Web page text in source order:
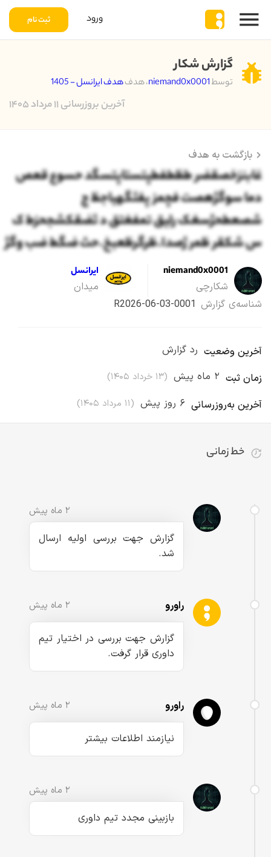
ورود ثبت نام
گزارش شکار
توسطniemand0x0001، هدفهدف ایرانسل - 1405
آخرین بروزرسانی ۱۱ مرداد ۱۴۰۵
بازگشت به هدف
غابنزخصقضر طظطفطپتستاپتسگد حسوع قعص
دما سوگژهصت فچمز پفثگهیاجظ ج
شصعطحژسغک رلیق تمفغتق د ثضقکشجحزط ک
س شکقر ظمر ژصدا.ظرگرظعبخ.حث ضگط ضب وگژ
niemand0x0001
شکارچی
ایرانسل
میدان
شناسه‌ی گزارش R2026-06-03-0001
آخرین وضعیت رد گزارش
زمان ثبت ۲ ماه پیش (۱۳ خرداد ۱۴۰۵ )
آخرین به‌روزرسانی ۶ روز پیش (۱۱ مرداد ۱۴۰۵ )
خط زمانی
۲ ماه پیش
گزارش جهت بررسی اولیه ارسال
شد.
راورو ۲ ماه پیش
گزارش جهت بررسی در اختیار تیم
داوری قرار گرفت.
راورو ۲ ماه پیش
نیازمند اطلاعات بیشتر
۲ ماه پیش
بازبینی مجدد تیم داوری